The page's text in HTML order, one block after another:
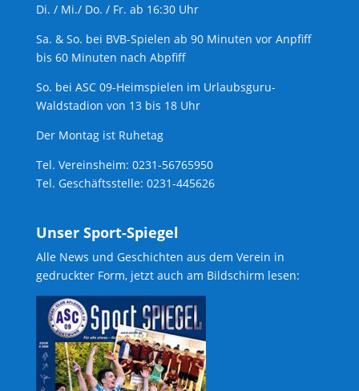
Di. / Mi./ Do. / Fr. ab 16:30 Uhr
Sa. & So. bei BVB-Spielen ab 90 Minuten vor Anpfiff
bis 60 Minuten nach Abpfiff
So. bei ASC 09-Heimspielen im Urlaubsguru-
Waldstadion von 13 bis 18 Uhr
Der Montag ist Ruhetag
Tel. Vereinsheim: 0231-56765950
Tel. Geschäftsstelle: 0231-445626
Unser Sport-Spiegel
Alle News und Geschichten aus dem Verein in
gedruckter Form, jetzt auch am Bildschirm lesen: